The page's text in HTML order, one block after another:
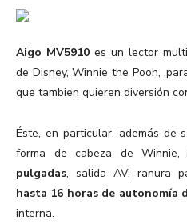
Aigo MV5910 es un lector
de Disney, Winnie the Pooh,
que tambien quieren diversión
Éste, en particular, además de
forma de cabeza de Winnie,
pulgadas, salida AV, ranura
hasta 16 horas de autonomía
interna.